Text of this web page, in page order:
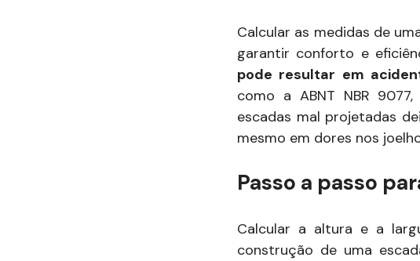
Calcular as medidas de
garantir conforto e
pode resultar em
como a ABNT NBR
escadas mal projetadas
mesmo em dores nos
Passo a passo
Calcular a altura e a
construção de uma